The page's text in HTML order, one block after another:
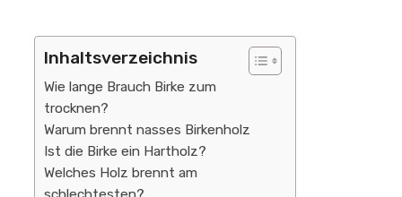
Inhaltsverzeichnis
Wie lange Brauch Birke zum
trocknen?
Warum brennt nasses Birkenholz
Ist die Birke ein Hartholz?
Welches Holz brennt am